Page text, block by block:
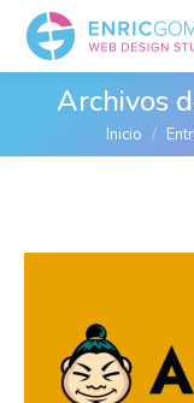
Archivos
Estás aquí:
Inicio